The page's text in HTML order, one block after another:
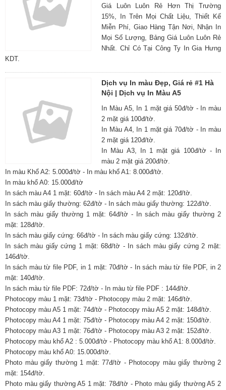
Giá Luôn Luôn Rẻ Hơn Thị Trường
15%, In Trên Mọi Chất Liệu, Thiết Kế
Miễn Phí, Giao Hàng Tận Nơi, Nhận In
Mọi Số Lượng, Bảng Giá Luôn Luôn Rẻ
Nhất. Chỉ Có Tại Công Ty In Gia Hưng
KDT.
Dịch vụ In màu Đẹp, Giá rẻ #1 Hà
Nội | Dịch vụ In Màu A5
In Màu A5, In 1 mặt giá 50đ/tờ - In màu
2 mặt giá 100đ/tờ.
In Màu A4, In 1 mặt giá 70đ/tờ - In màu
2 mặt giá 120đ/tờ.
In Màu A3, In 1 mặt giá 100đ/tờ - In
màu 2 mặt giá 200đ/tờ.
In màu Khổ A2: 5.000đ/tờ - In màu khổ A1: 8.000đ/tờ.
In màu khổ A0: 15.000đ/tờ
In sách màu A4 1 mặt: 60đ/tờ - In sách màu A4 2 mặt: 120đ/tờ.
In sách màu giấy thường: 62đ/tờ - In sách màu giấy thường: 122đ/tờ.
In sách màu giấy thường 1 mặt: 64đ/tờ - In sách màu giấy thường 2
mặt: 128đ/tờ.
In sách màu giấy cứng: 66đ/tờ - In sách màu giấy cứng: 132đ/tờ.
In sách màu giấy cứng 1 mặt: 68đ/tờ - In sách màu giấy cứng 2 mặt:
146đ/tờ.
In sách màu từ file PDF, in 1 mặt: 70đ/tờ - In sách màu từ file PDF, in 2
mặt: 140đ/tờ.
In sách màu từ file PDF: 72đ/tờ - In màu từ file PDF : 144đ/tờ.
Photocopy màu 1 mặt: 73đ/tờ - Photocopy màu 2 mặt: 146đ/tờ.
Photocopy màu A5 1 mặt: 74đ/tờ - Photocopy màu A5 2 mặt: 148đ/tờ.
Photocopy màu A4 1 mặt: 75đ/tờ - Photocopy màu A4 2 mặt: 150đ/tờ.
Photocopy màu A3 1 mặt: 76đ/tờ - Photocopy màu A3 2 mặt: 152đ/tờ.
Photocopy màu khổ A2 : 5.000đ/tờ - Photocopy màu khổ A1: 8.000đ/tờ.
Photocopy màu khổ A0: 15.000đ/tờ.
Photo màu giấy thường 1 mặt: 77đ/tờ - Photocopy màu giấy thường 2
mặt: 154đ/tờ.
Photo màu giấy thường A5 1 mặt: 78đ/tờ - Photo màu giấy thường A5 2